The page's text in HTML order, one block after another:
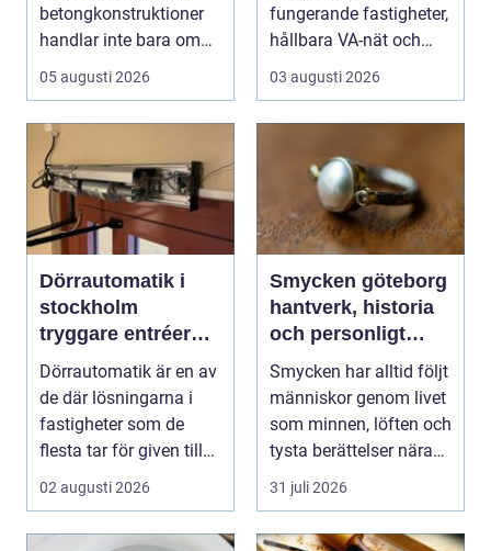
betongkonstruktioner
handlar inte bara om
rätt betongrecept elle...
05 augusti 2026
fungerande fastigheter,
hållbara VA-nät och
trygg hante...
03 augusti 2026
Dörrautomatik i
stockholm
tryggare entréer
och bättre
tillgänglighet
Dörrautomatik är en av
de där lösningarna i
fastigheter som de
flesta tar för given tills
den sakna...
02 augusti 2026
Smycken göteborg
hantverk, historia
och personligt
uttryck
Smycken har alltid följt
människor genom livet
som minnen, löften och
tysta berättelser nära
huden....
31 juli 2026